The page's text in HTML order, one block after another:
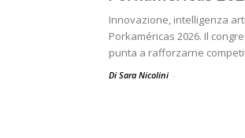
Innovazione, intelligenza
Porkaméricas 2026. Il
punta a rafforzarne
Di Sara Nicolini -